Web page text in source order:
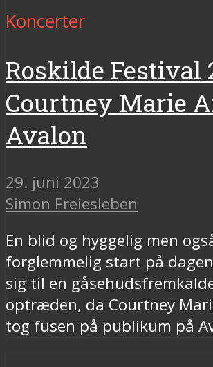
Koncerter
Roskilde Festival
Courtney Marie
Avalon
29. juni 2023
Simon Freiesleben
En blid og hyggelig men
forglemmelig start på
sig til en
optræden, da Courtney
tog fusen på publikum på